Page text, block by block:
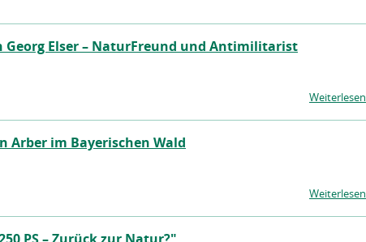
Georg Elser – NaturFreund und Antimilitarist
Weiterlesen
Arber im Bayerischen Wald
Weiterlesen